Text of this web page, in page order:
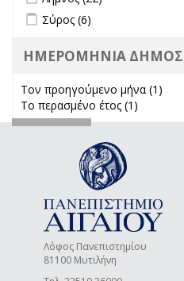
Apply Σύρος filter
Σύρος (6)
ΗΜΕΡΟΜΗΝΙΑ
Τον προηγούμενο μήνα (1)
Το περασμένο έτος (1)
Λόφος Πανεπιστημίου
81100 Μυτιλήνη